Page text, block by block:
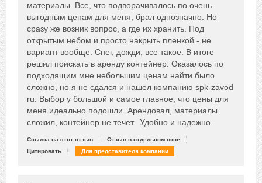
материалы. Все, что подворачивалось по очень
выгодным ценам для меня, брал однозначно. Но
сразу же возник вопрос, а где их хранить. Под
открытым небом и просто накрыть пленкой - не
вариант вообще. Снег, дожди, все такое. В итоге
решил поискать в аренду контейнер. Оказалось по
подходящим мне небольшим ценам найти было
сложно, но я не сдался и нашел компанию spk-zavod
ru. Выбор у большой и самое главное, что цены для
меня идеально подошли. Арендовал, материалы
сложил, контейнер не течет. Удобно и надежно.
Ссылка на этот отзыв
Отзыв в отдельном окне
Цитировать
Для представителя компании